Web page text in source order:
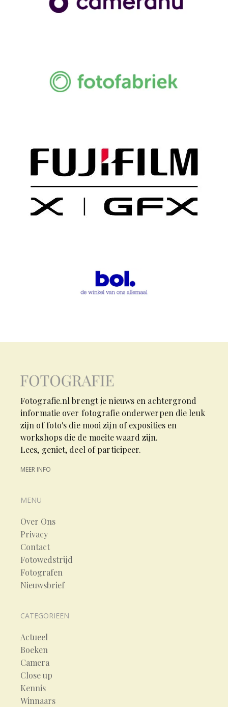
Fotografie.nl brengt je nieuws en achtergrond
informatie over fotografie onderwerpen die leuk
zijn of foto's die mooi zijn of exposities en
workshops die de moeite waard zijn.
Lees, geniet, deel of participeer.
MEER INFO
MENU
Over Ons
Privacy
Contact
Fotowedstrijd
Fotografen
Nieuwsbrief
CATEGORIEEN
Actueel
Boeken
Camera
Close up
Kennis
Winnaars